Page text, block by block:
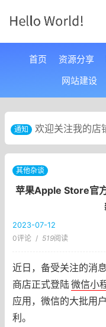
首页 资源分享
网站建设
通知 欢迎关注我的店
其他杂谈
苹果Apple Store官
2023-07-12
0评论 / 519阅读
近日，备受关注的消
商店正式登陆微信小
应用，微信的大批用
利。